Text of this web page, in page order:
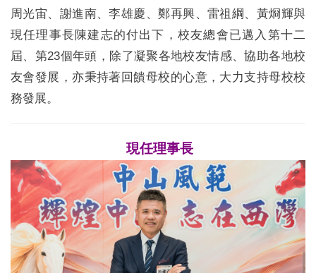
周光宙、謝進南、李雄慶、鄭再興、雷祖綱、黃烱輝與
現任理事長陳建志的付出下，校友總會已邁入第十二
屆、第23個年頭，除了凝聚各地校友情感、協助各地校
友會發展，亦秉持著回饋母校的心意，大力支持母校校
務發展。
現任理事長